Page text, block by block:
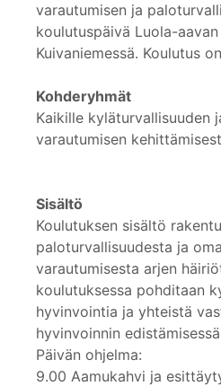
varautumisen ja
koulutuspäivä Luola-
Kuivaniemessä. Koulutus
Kohderyhmät
Kaikille kyläturvallisuuden
varautumisen
Sisältö
Koulutuksen sisältö
paloturvallisuudesta ja
varautumisesta arjen
koulutuksessa pohditaan
hyvinvointia ja yhteistä
hyvinvoinnin
Päivän ohjelma:
9.00 Aamukahvi ja